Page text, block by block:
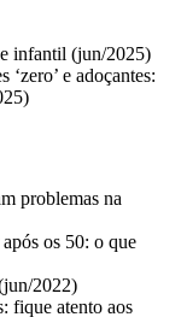
infantil (jun/2025)
e adoçantes:
problemas na
os 50: o que
2022)
fique atento aos